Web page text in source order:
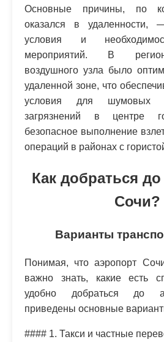
Основные причины, по
оказался в удаленности,
условия и
мероприятий. В
воздушного узла было
удаленной зоне, что
условия для шумовых и
загрязнений в центре
безопасное выполнение
операций в районах с
Как добраться
Сочи?
Варианты
Понимая, что аэропорт
важно знать, какие есть
удобно добраться до
приведены основные
#### 1. Такси и частные